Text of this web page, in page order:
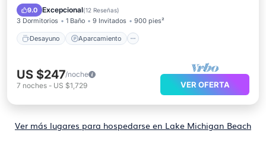
9.0 Excepcional(12 Reseñas)
3 Dormitorios 1 Baño 9 Invitados 900 pies²
Desayuno Aparcamiento
Balcón/Terraza
US $247/noche
7 noches - US $1,729 VER OFERTA
Ver más lugares para hospedarse en Lake Michigan Beach